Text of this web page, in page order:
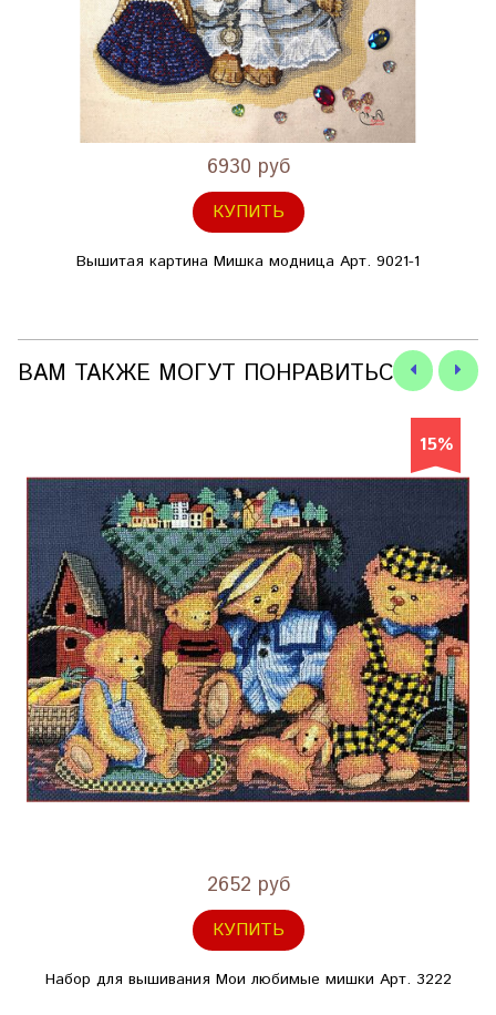
6930 руб
КУПИТЬ
Вышитая картина Мишка модница Арт. 9021-1
ВАМ ТАКЖЕ МОГУТ ПОНРАВИТЬСЯ
15%
2652 руб
КУПИТЬ
Набор для вышивания Мои любимые мишки Арт. 3222